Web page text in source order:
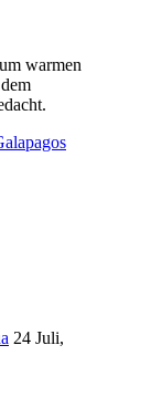
warmen
24 Juli,